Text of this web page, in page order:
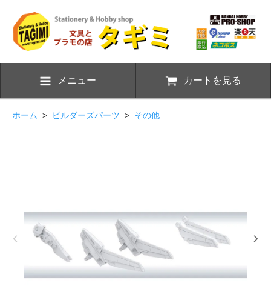
メニュー カートを見る
ホーム > ビルダーズパーツ > その他